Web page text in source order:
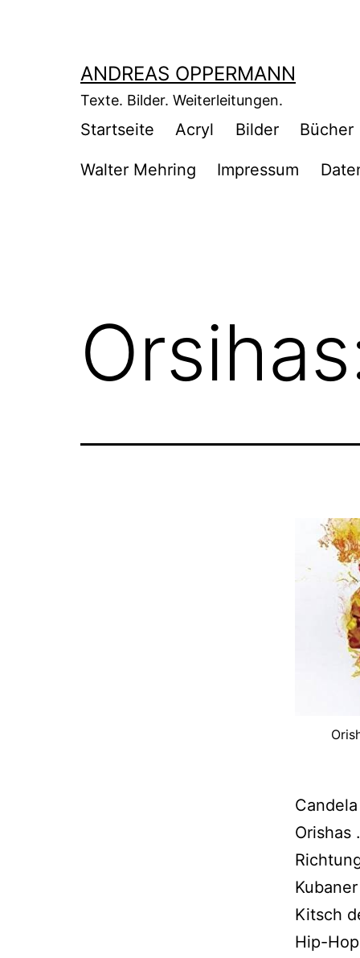
ANDREAS OPPERMANN
Texte. Bilder. Weiterleitungen.
Startseite Acryl Bilder Bücher
Walter Mehring Impressum
Orishas
Kitsch
Hip-